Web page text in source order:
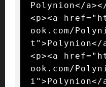
Polynion</
<p><a
ook.com/
t">Polynion</
<p><a
ook.com/
i">Polynion</